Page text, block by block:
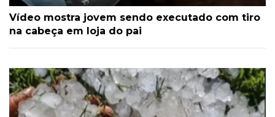
Vídeo mostra jovem sendo executado com tiro
na cabeça em loja do pai